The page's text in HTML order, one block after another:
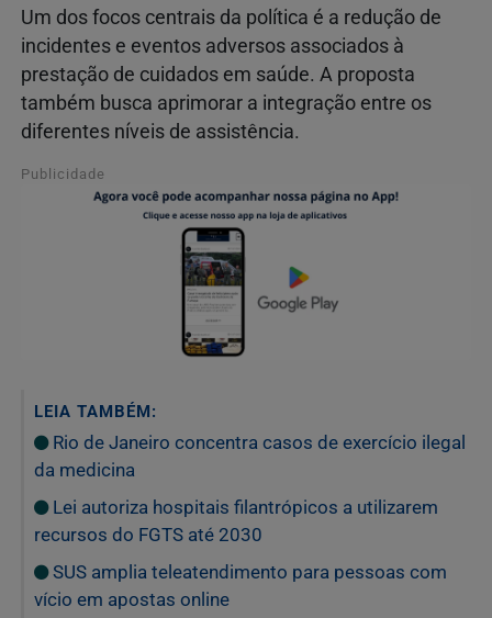
Um dos focos centrais da política é a redução de
incidentes e eventos adversos associados à
prestação de cuidados em saúde. A proposta
também busca aprimorar a integração entre os
diferentes níveis de assistência.
Publicidade
LEIA TAMBÉM:
Rio de Janeiro concentra casos de exercício ilegal
da medicina
Lei autoriza hospitais filantrópicos a utilizarem
recursos do FGTS até 2030
SUS amplia teleatendimento para pessoas com
vício em apostas online